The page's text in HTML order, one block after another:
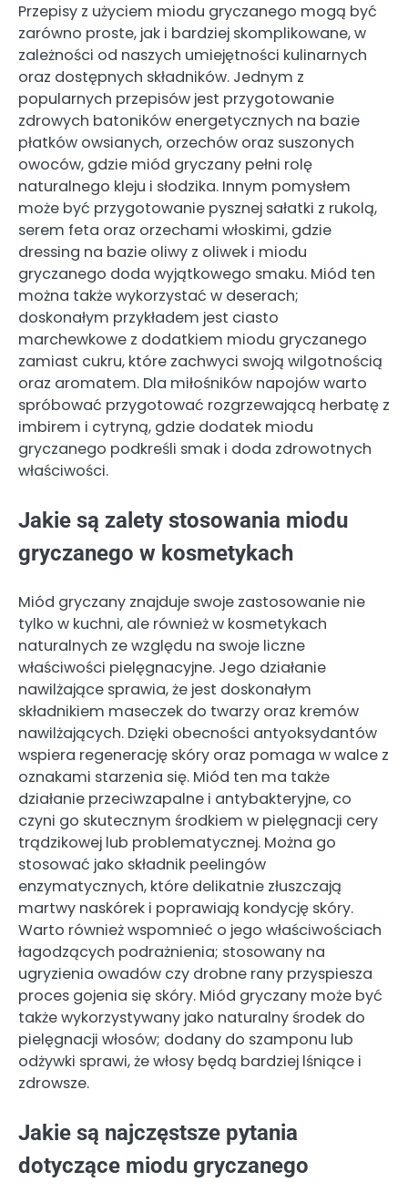
Przepisy z użyciem miodu gryczanego mogą być
zarówno proste, jak i bardziej skomplikowane, w
zależności od naszych umiejętności kulinarnych
oraz dostępnych składników. Jednym z
popularnych przepisów jest przygotowanie
zdrowych batoników energetycznych na bazie
płatków owsianych, orzechów oraz suszonych
owoców, gdzie miód gryczany pełni rolę
naturalnego kleju i słodzika. Innym pomysłem
może być przygotowanie pysznej sałatki z rukolą,
serem feta oraz orzechami włoskimi, gdzie
dressing na bazie oliwy z oliwek i miodu
gryczanego doda wyjątkowego smaku. Miód ten
można także wykorzystać w deserach;
doskonałym przykładem jest ciasto
marchewkowe z dodatkiem miodu gryczanego
zamiast cukru, które zachwyci swoją wilgotnością
oraz aromatem. Dla miłośników napojów warto
spróbować przygotować rozgrzewającą herbatę z
imbirem i cytryną, gdzie dodatek miodu
gryczanego podkreśli smak i doda zdrowotnych
właściwości.
Jakie są zalety stosowania miodu
gryczanego w kosmetykach
Miód gryczany znajduje swoje zastosowanie nie
tylko w kuchni, ale również w kosmetykach
naturalnych ze względu na swoje liczne
właściwości pielęgnacyjne. Jego działanie
nawilżające sprawia, że jest doskonałym
składnikiem maseczek do twarzy oraz kremów
nawilżających. Dzięki obecności antyoksydantów
wspiera regenerację skóry oraz pomaga w walce z
oznakami starzenia się. Miód ten ma także
działanie przeciwzapalne i antybakteryjne, co
czyni go skutecznym środkiem w pielęgnacji cery
trądzikowej lub problematycznej. Można go
stosować jako składnik peelingów
enzymatycznych, które delikatnie złuszczają
martwy naskórek i poprawiają kondycję skóry.
Warto również wspomnieć o jego właściwościach
łagodzących podrażnienia; stosowany na
ugryzienia owadów czy drobne rany przyspiesza
proces gojenia się skóry. Miód gryczany może być
także wykorzystywany jako naturalny środek do
pielęgnacji włosów; dodany do szamponu lub
odżywki sprawi, że włosy będą bardziej lśniące i
zdrowsze.
Jakie są najczęstsze pytania
dotyczące miodu gryczanego